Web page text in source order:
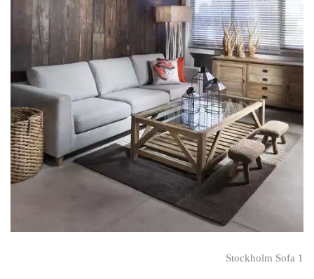
Stockholm Sofa 1